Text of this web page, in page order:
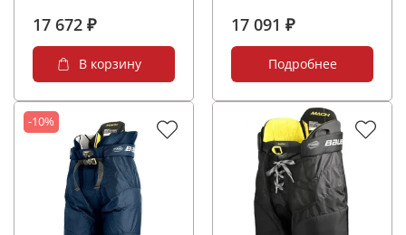
17 672 ₽
В корзину
17 091 ₽
Подробнее
-10%